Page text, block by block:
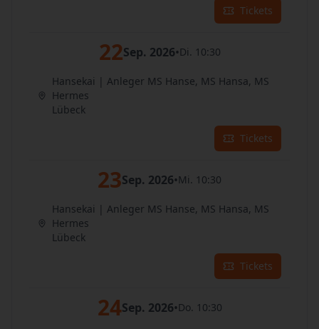
Tickets
22Sep. 2026•Di. 10:30
Hansekai | Anleger MS Hanse, MS Hansa, MS
Hermes
Lübeck
Tickets
23Sep. 2026•Mi. 10:30
Hansekai | Anleger MS Hanse, MS Hansa, MS
Hermes
Lübeck
Tickets
24Sep. 2026•Do. 10:30